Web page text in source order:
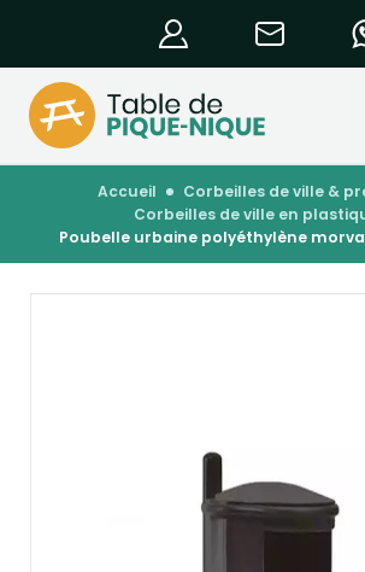
accueil
corbeilles de ville &
corbeilles de ville en
poubelle urbaine polyéthylène